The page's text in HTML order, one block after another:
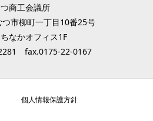
商工会議所
市柳町一丁目10番25号
なかオフィス1F
fax.0175-22-0167
個人情報保護方針